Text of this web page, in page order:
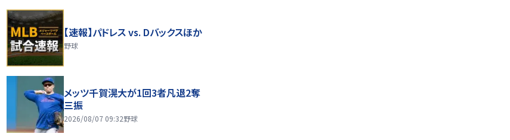
【速報】パドレス vs. Dバックスほか
野球
メッツ千賀滉大が1回3者凡退2奪
三振
2026/08/07 09:32野球